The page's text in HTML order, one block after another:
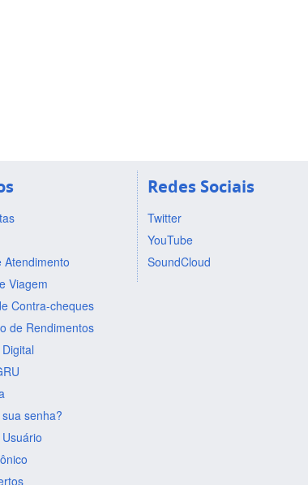
Atendimento
Viagem
Contra-cheques
de Rendimentos
senha?
Redes Sociais
Twitter
YouTube
SoundCloud